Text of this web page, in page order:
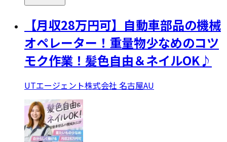
【月収28万円可】自動車部品の機械
オペレーター！重量物少なめのコツ
モク作業！髪色自由＆ネイルOK♪
UTエージェント株式会社 名古屋AU